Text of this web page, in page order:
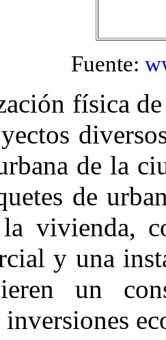
Fuente:
física
de la
de
la vivienda,
y una
un